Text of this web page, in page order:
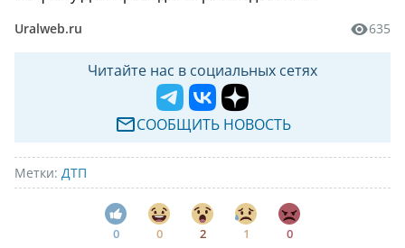
Uralweb.ru 635
Читайте нас в социальных сетях
СООБЩИТЬ НОВОСТЬ
Метки: ДТП
0 0 2 1 0